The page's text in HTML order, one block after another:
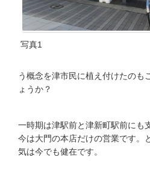
写真1
う概念を津市民に植え付けたのも
ょうか？
一時期は津駅前と津新町駅前にも
今は大門の本店だけの営業です。
気は今でも健在です。